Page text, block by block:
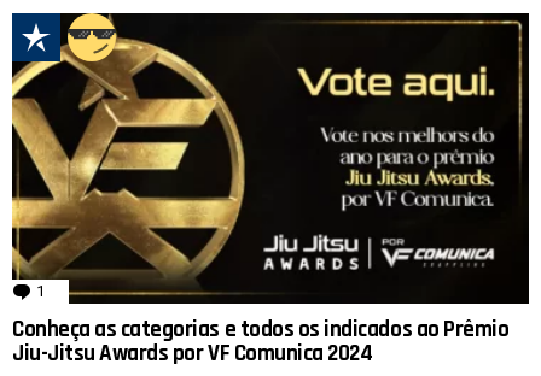
1 comentário
Conheça as categorias e todos os indicados ao Prêmio
Jiu-Jitsu Awards por VF Comunica 2024